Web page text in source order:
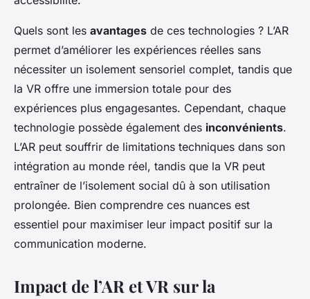
Quels sont les avantages de ces technologies ? L’AR
permet d’améliorer les expériences réelles sans
nécessiter un isolement sensoriel complet, tandis que
la VR offre une immersion totale pour des
expériences plus engagesantes. Cependant, chaque
technologie possède également des inconvénients.
L’AR peut souffrir de limitations techniques dans son
intégration au monde réel, tandis que la VR peut
entraîner de l’isolement social dû à son utilisation
prolongée. Bien comprendre ces nuances est
essentiel pour maximiser leur impact positif sur la
communication moderne.
Impact de l’AR et VR sur la